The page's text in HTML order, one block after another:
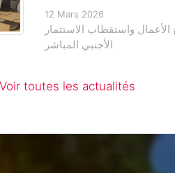
12 Mars 2026
واستقطاب الاستثمار
الأجنبي المباشر
Voir toutes les actualités